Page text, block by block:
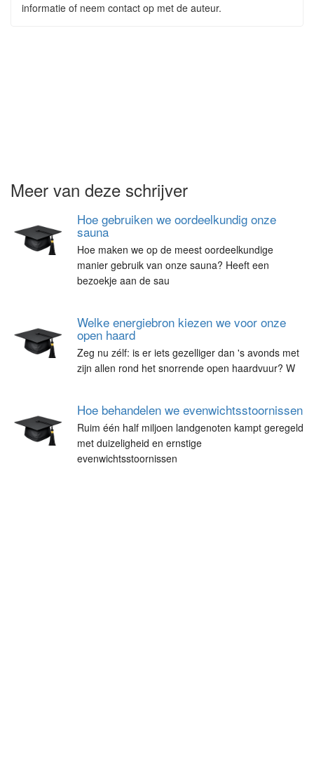
informatie of neem contact op met de auteur.
Meer van deze schrijver
Hoe gebruiken we oordeelkundig onze
sauna
Hoe maken we op de meest oordeelkundige
manier gebruik van onze sauna? Heeft een
bezoekje aan de sau
Welke energiebron kiezen we voor onze
open haard
Zeg nu zélf: is er iets gezelliger dan 's avonds met
zijn allen rond het snorrende open haardvuur? W
Hoe behandelen we evenwichtsstoornissen
Ruim één half miljoen landgenoten kampt geregeld
met duizeligheid en ernstige
evenwichtsstoornissen